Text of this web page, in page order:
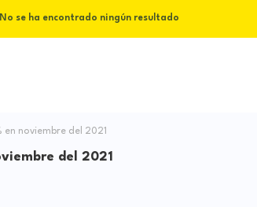
No se ha encontrado ningún resultado
en noviembre del 2021
del 2021